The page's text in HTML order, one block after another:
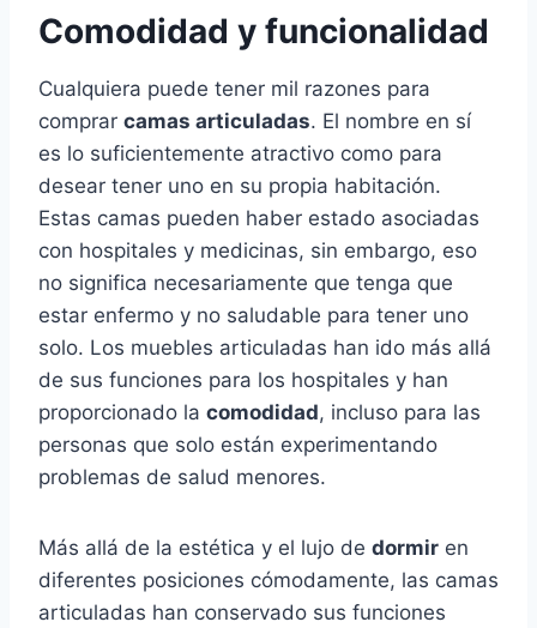
Comodidad y funcionalidad
Cualquiera puede tener mil razones para
comprar camas articuladas. El nombre en sí
es lo suficientemente atractivo como para
desear tener uno en su propia habitación.
Estas camas pueden haber estado asociadas
con hospitales y medicinas, sin embargo, eso
no significa necesariamente que tenga que
estar enfermo y no saludable para tener uno
solo. Los muebles articuladas han ido más allá
de sus funciones para los hospitales y han
proporcionado la comodidad, incluso para las
personas que solo están experimentando
problemas de salud menores.
Más allá de la estética y el lujo de dormir en
diferentes posiciones cómodamente, las camas
articuladas han conservado sus funciones